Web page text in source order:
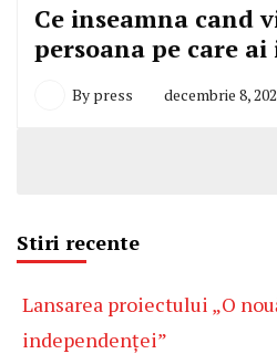
Ce inseamna cand
persoana pe care
By press decembrie 8,
Stiri recente
Lansarea proiectului „O
independenței”